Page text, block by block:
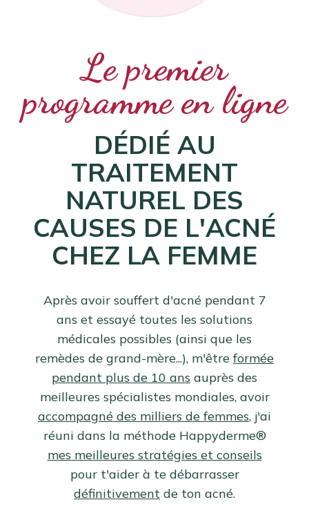
Le premier
programme en ligne
DÉDIÉ AU
TRAITEMENT
NATUREL DES
CAUSES DE L'ACNÉ
CHEZ LA FEMME
Après avoir souffert d'acné pendant 7
ans et essayé toutes les solutions
médicales possibles (ainsi que les
remèdes de grand-mère...), m'être formée
pendant plus de 10 ans auprès des
meilleures spécialistes mondiales, avoir
accompagné des milliers de femmes, j'ai
réuni dans la méthode Happyderme®
mes meilleures stratégies et conseils
pour t'aider à te débarrasser
définitivement de ton acné.